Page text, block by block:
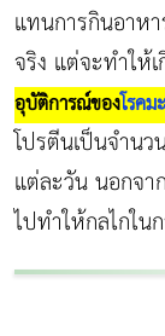
แทนการกินอาห
จริง แต่จะทำใ
อุบัติการณ์ของโรคม
โปรตีนเป็นจำน
แต่ละวัน นอกจา
ไปทำให้กลไกใน